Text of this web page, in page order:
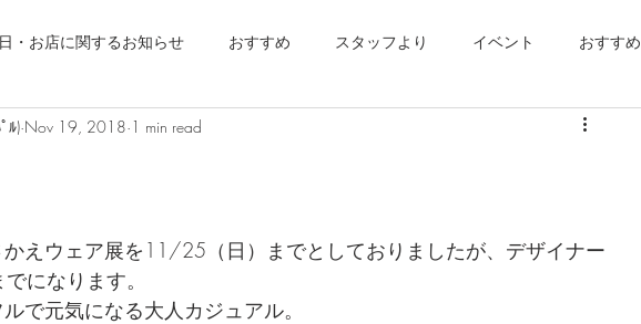
・お店に関するお知らせ おすすめ スタッフより イベント おすすめ
せ スタッフより
ﾙ) Nov 19, 2018 1 min read
えウェア展を11/25（日）までとしておりましたが、デザイナー
になります。
で元気になる大人カジュアル。